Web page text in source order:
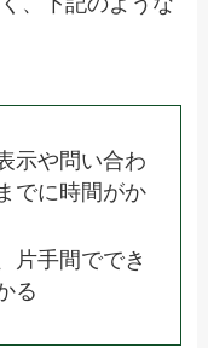
示や問い合わ
でに時間がか
片手間ででき
る